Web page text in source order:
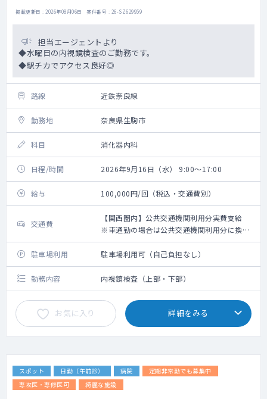
掲載更新日 : 2026年08月06日 案件番号 : 26-SZ629959
担当エージェントより
◆水曜日の内視鏡検査のご勤務です。
◆駅チカでアクセス良好◎
路線 近鉄奈良線
勤務地 奈良県生駒市
科目 消化器内科
日程/時間 2026年9月16日（水） 9:00～17:00
給与 100,000円/回（税込・交通費別）
交通費
【関西圏内】公共交通機関利用分実費支給
※車通勤の場合は公共交通機関利用分に換算
して支給（高速代は支給無し）【関西圏外】
上限10,000円の支給
駐車場利用 駐車場利用可（自己負担なし）
勤務内容 内視鏡検査（上部・下部）
お気に入り 詳細をみる
スポット 日勤（午前診） 病院
定期非常勤でも募集中
専攻医・専修医可
綺麗な施設